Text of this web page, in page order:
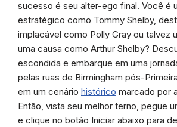
sucesso é seu alter-ego final. Você é
estratégico como Tommy Shelby,
implacável como Polly Gray ou talvez
uma causa como Arthur Shelby?
escondida e embarque em uma
pelas ruas de Birmingham pós-
em um cenário histórico marcado por
Então, vista seu melhor terno, pegue
e clique no botão Iniciar abaixo para